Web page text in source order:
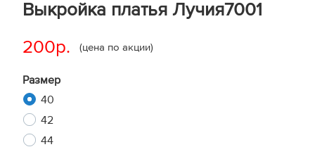
Выкройка платья Лучия7001
200р. (цена по акции)
Размер
40
42
44